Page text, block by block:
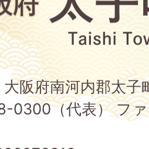
阪府南河内郡太子
0300（代表） フ